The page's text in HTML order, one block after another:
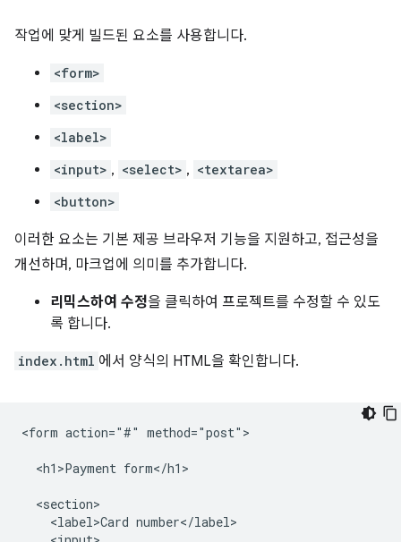
작업에 맞게 빌드된 요소를 사용합니다.
<form>
<section>
<label>
<input> , <select> , <textarea>
<button>
이러한 요소는 기본 제공 브라우저 기능을 지원하고, 접근성을
개선하며, 마크업에 의미를 추가합니다.
리믹스하여 수정을 클릭하여 프로젝트를 수정할 수 있도
록 합니다.
index.html 에서 양식의 HTML을 확인합니다.
<form action="#" method="post">
  <h1>Payment form</h1>
  <section>
    <label>Card number</label>